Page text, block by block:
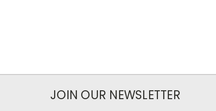
JOIN OUR NEWSLETTER